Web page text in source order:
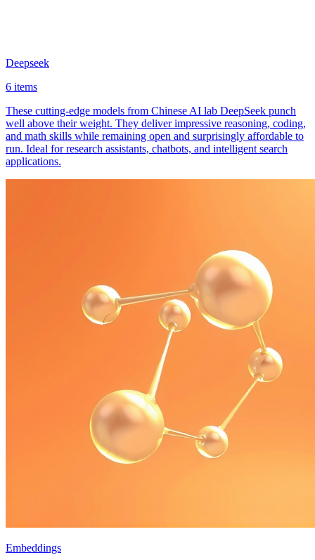
Deepseek
6 items
These cutting-edge models from Chinese AI lab DeepSeek punch
well above their weight. They deliver impressive reasoning, coding,
and math skills while remaining open and surprisingly affordable to
run. Ideal for research assistants, chatbots, and intelligent search
applications.
Embeddings